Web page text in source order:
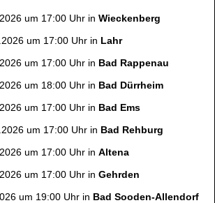
um 17:00 Uhr inWieckenberg
um 17:00 Uhr in Lahr
um 17:00 Uhr in Bad Rappenau
um 18:00 Uhr in Bad Dürrheim
um 17:00 Uhr in Bad Ems
um 17:00 Uhr in Bad Rehburg
um 17:00 Uhr inAltena
um 17:00 Uhr inGehrden
um 19:00 Uhr in Bad Sooden-Allendorf